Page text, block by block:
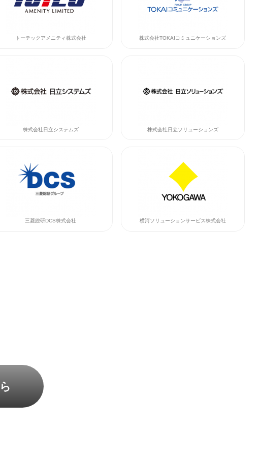
トーテックアメニティ株式会社 株式会社TOKAIコミュニケーションズ
株式会社日立システムズ 株式会社日立ソリューションズ
三菱総研DCS株式会社 横河ソリューションサービス株式会社